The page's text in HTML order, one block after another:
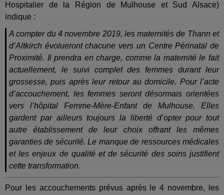
Hospitalier de la Région de Mulhouse et Sud Alsace)
indique :
A compter du 4 novembre 2019, les maternités de Thann et
d’Altkirch évolueront chacune vers un Centre Périnatal de
Proximité. Il prendra en charge, comme la maternité le fait
actuellement, le suivi complet des femmes durant leur
grossesse, puis après leur retour au domicile. Pour l’acte
d’accouchement, les femmes seront désormais orientées
vers l’hôpital Femme-Mère-Enfant de Mulhouse. Elles
gardent par ailleurs toujours la liberté d’opter pour tout
autre établissement de leur choix offrant les mêmes
garanties de sécurité. Le manque de ressources médicales
et les enjeux de qualité et de sécurité des soins justifient
cette transformation.
Pour les accouchements prévus après le 4 novembre, les